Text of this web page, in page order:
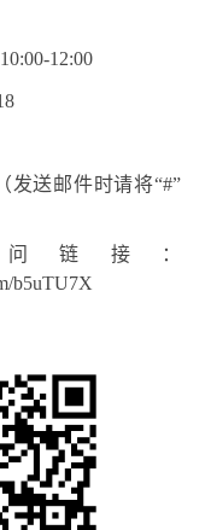
10:00-12:00
发送邮件时请将“#”
链接：
b5uTU7X